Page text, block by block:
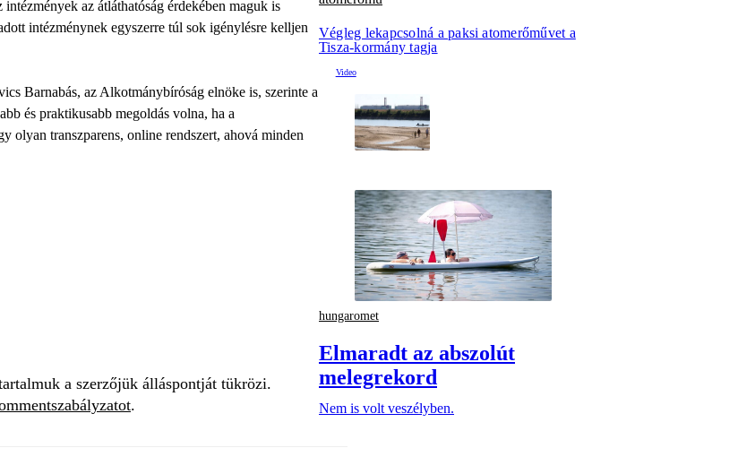
az átláthatóság érdekében maguk is
intézménynek egyszerre túl sok igénylésre kelljen
Barnabás, az Alkotmánybíróság elnöke is, szerinte a
és praktikusabb megoldás volna, ha a
olyan transzparens, online rendszert, ahová minden
a szerzőjük álláspontját tükrözi.
.
Végleg lekapcsolná a paksi atomerőművet a
Tisza-kormány tagja
hungaromet
Elmaradt az abszolút
melegrekord
Nem is volt veszélyben.